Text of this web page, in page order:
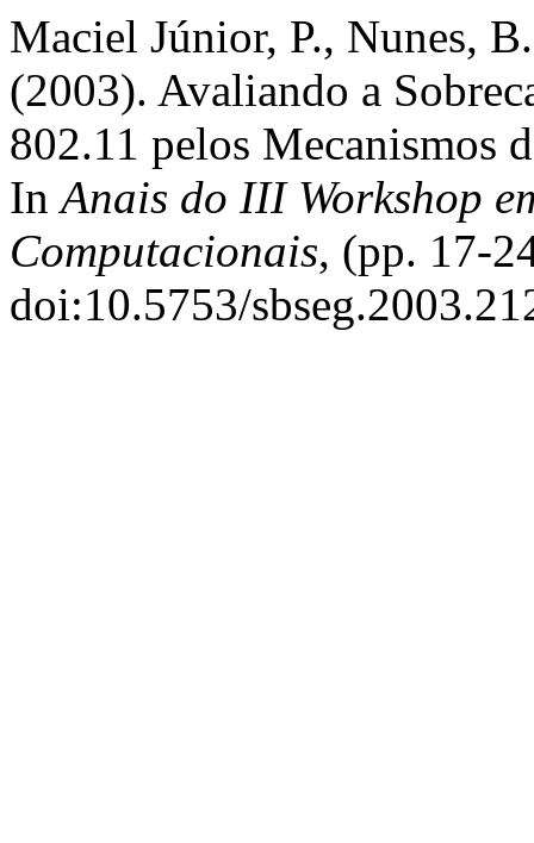
Maciel Júnior, P., Nunes,
(2003). Avaliando a
802.11 pelos Mecanismos
InAnais do III Workshop
Computacionais, (pp. 17-
doi:10.5753/